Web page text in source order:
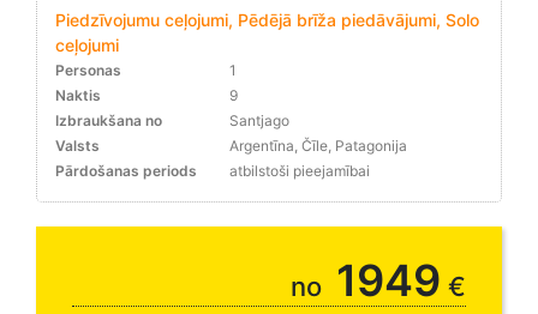
Piedzīvojumu ceļojumi, Pēdējā brīža piedāvājumi, Solo
ceļojumi
Personas
1
Naktis
9
Izbraukšana no
Santjago
Valsts
Argentīna, Čīle, Patagonija
Pārdošanas periods
atbilstoši pieejamībai
25% - 20.08. / 20% - 17.09. // 10% rezervējot līdz 31.08.
no 1949 €